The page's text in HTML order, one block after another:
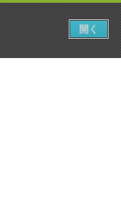
開く